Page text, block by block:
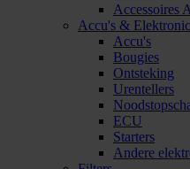
Accessoires
Accu's &
Accu's
Bougies
Ontsteking
Urentellers
ECU
Starters
Andere